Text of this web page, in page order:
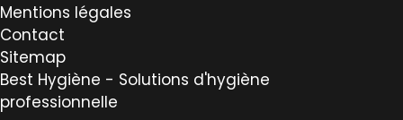
Mentions légales
Contact
Sitemap
Best Hygiène - Solutions d'hygiène
professionnelle